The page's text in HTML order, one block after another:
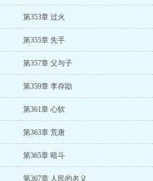
第353章 过火
第355章 先手
第357章 父与子
第359章 李存勖
第361章 心软
第363章 荒唐
第365章 暗斗
第367章 人民的名义